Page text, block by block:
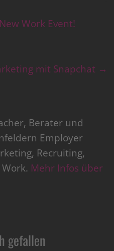
Work Event!
mit Snapchat →
Berater und
Employer
Recruiting,
Mehr Infos über
gefallen